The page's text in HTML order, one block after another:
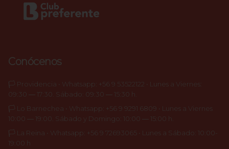
Conócenos
🏳️ Providencia • Whatsapp: +56 9 53522122 • Lunes a Viernes:
09:30 ― 17:30. Sábado: 09:30 ― 15:30 h.
🏳️ Lo Barnechea • Whatsapp: +56 9 9291 6809 • Lunes a Viernes
10:00 ― 19:00. Sábado y Domingo: 10:00 ― 15:00 h.
🏳️ La Reina • Whatsapp: +56 9 72693065 • Lunes a Sábado: 10:00-
19:00 h